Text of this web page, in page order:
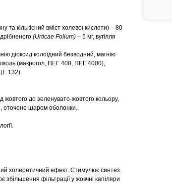
та кількісний вміст холевої кислоти) – 80
(Urticae Fоlium) – 5 мг, вугілля
діоксид колоїдний безводний, магнію
(макрогол, ПЕГ 400, ПЕГ 4000),
(Е 132).
жовтого до зеленувато-жовтого кольору,
оточене шаром оболонки.
холеретичний ефект. Стимулює синтез
фільтрації у жовчні капіляри